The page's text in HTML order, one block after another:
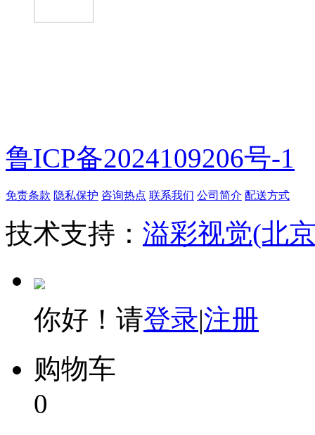
鲁ICP备2024109206号-1
免责条款 隐私保护 咨询热点 联系我们 公司简介 配送方式
技术支持： 溢彩视觉(北
你好！请登录|注册
购物车
0